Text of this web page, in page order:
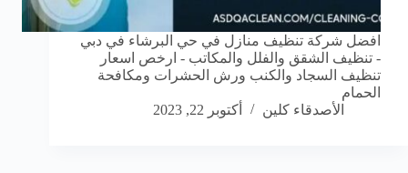
افضل شركة تنظيف منازل في حي البرشاء في دبي
- تنظيف الشقق والفلل والمكاتب - ارخص اسعار
تنظيف السجاد والكنب ورش الحشرات ومكافحة
الحمام
الأصدقاء كلين
أكتوبر 22, 2023